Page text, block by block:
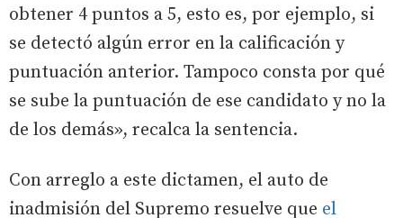
obtener 4 puntos a 5, esto es, por ejemplo, si
se detectó algún error en la calificación y
puntuación anterior. Tampoco consta por qué
se sube la puntuación de ese candidato y no la
de los demás», recalca la sentencia.
Con arreglo a este dictamen, el auto de
inadmisión del Supremo resuelve que el